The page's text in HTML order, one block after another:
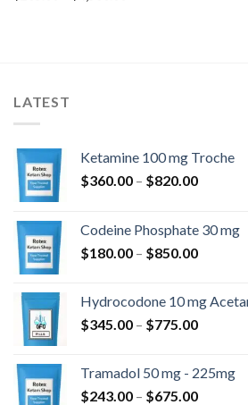
LATEST
Ketamine 100 mg Troche
$360.00 – $820.00
$820.00
Codeine Phosphate 30 mg
$180.00 – $850.00
$850.00
Hydrocodone 10 mg
$345.00 – $775.00
$775.00
Tramadol 50 mg - 225mg
$243.00 – $675.00